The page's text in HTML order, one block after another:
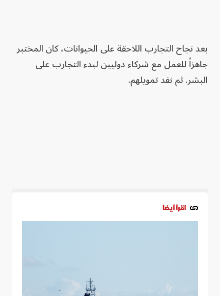
بعد نجاح التجارب اللاحقة على الحيوانات، كان المختبر
جاهزاً للعمل مع شركاء دوليين لبدء التجارب على
البشر. ثم نفد تمويلهم.
اقرأ أيضاً